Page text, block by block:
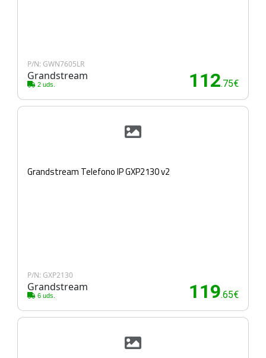
P/N: GWN7605LR
Grandstream
2 uds. 112.75€
Grandstream Telefono IP GXP2130 v2
P/N: GXP2130
Grandstream
6 uds. 119.65€